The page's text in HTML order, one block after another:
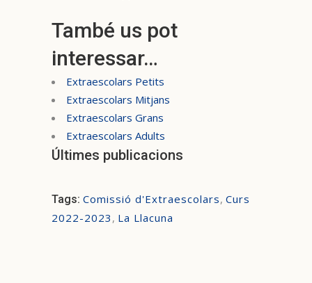
També us pot
interessar…
Extraescolars Petits
Extraescolars Mitjans
Extraescolars Grans
Extraescolars Adults
Últimes publicacions
Tags: Comissió d'Extraescolars, Curs
2022-2023 , La Llacuna